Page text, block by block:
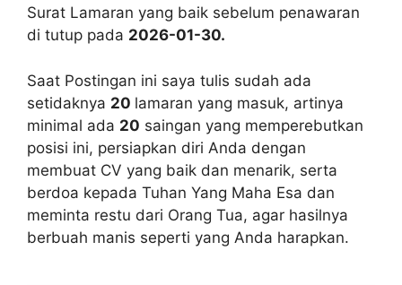
Surat Lamaran yang baik sebelum penawaran
di tutup pada 2026-01-30.
Saat Postingan ini saya tulis sudah ada
setidaknya 20 lamaran yang masuk, artinya
minimal ada 20 saingan yang memperebutkan
posisi ini, persiapkan diri Anda dengan
membuat CV yang baik dan menarik, serta
berdoa kepada Tuhan Yang Maha Esa dan
meminta restu dari Orang Tua, agar hasilnya
berbuah manis seperti yang Anda harapkan.